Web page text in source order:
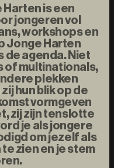
is een
jongeren vol
workshops en
Jonge Harten
agenda. Niet
multinationals,
plekken
hun blik op de
vormgeven
zij zijn tenslotte
je als jongere
om jezelf als
zien en je stem